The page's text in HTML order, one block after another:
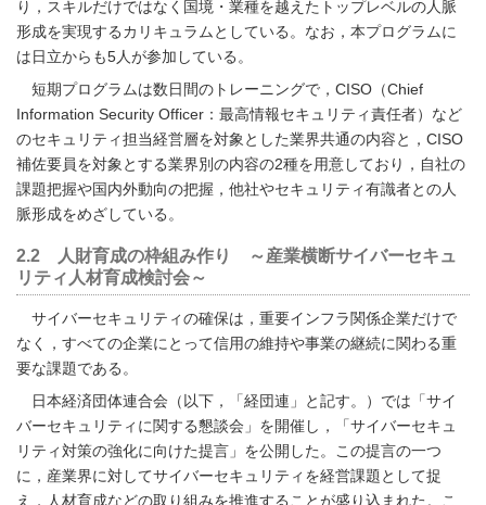
り，スキルだけではなく国境・業種を越えたトップレベルの人脈
形成を実現するカリキュラムとしている。なお，本プログラムに
は日立からも5人が参加している。
短期プログラムは数日間のトレーニングで，CISO（Chief
Information Security Officer：最高情報セキュリティ責任者）など
のセキュリティ担当経営層を対象とした業界共通の内容と，CISO
補佐要員を対象とする業界別の内容の2種を用意しており，自社の
課題把握や国内外動向の把握，他社やセキュリティ有識者との人
脈形成をめざしている。
2.2 人財育成の枠組み作り ～産業横断サイバーセキュ
リティ人材育成検討会～
サイバーセキュリティの確保は，重要インフラ関係企業だけで
なく，すべての企業にとって信用の維持や事業の継続に関わる重
要な課題である。
日本経済団体連合会（以下，「経団連」と記す。）では「サイ
バーセキュリティに関する懇談会」を開催し，「サイバーセキュ
リティ対策の強化に向けた提言」を公開した。この提言の一つ
に，産業界に対してサイバーセキュリティを経営課題として捉
え，人材育成などの取り組みを推進することが盛り込まれた。こ